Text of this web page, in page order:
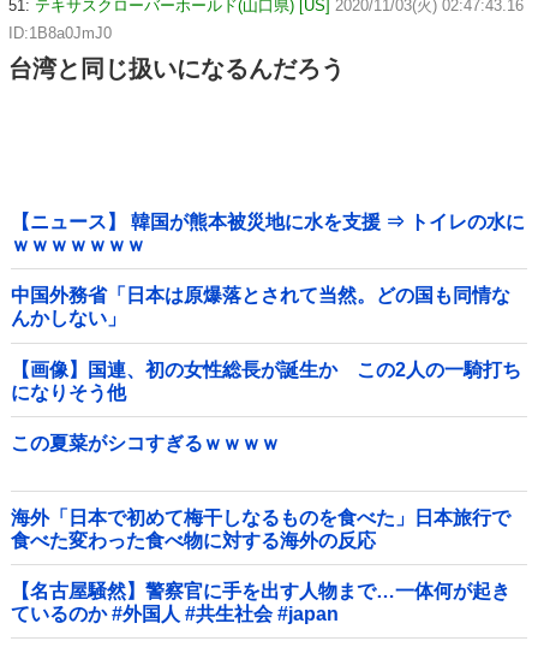
51: テキサスクローバーホールド(山口県) [US] 2020/11/03(火) 02:47:43.16
ID:1B8a0JmJ0
台湾と同じ扱いになるんだろう
【ニュース】 韓国が熊本被災地に水を支援 ⇒ トイレの水に
ｗｗｗｗｗｗｗ
中国外務省「日本は原爆落とされて当然。どの国も同情な
んかしない」
【画像】国連、初の女性総長が誕生か この2人の一騎打ち
になりそう他
この夏菜がシコすぎるｗｗｗｗ
海外「日本で初めて梅干しなるものを食べた」日本旅行で
食べた変わった食べ物に対する海外の反応
【名古屋騒然】警察官に手を出す人物まで…一体何が起き
ているのか #外国人 #共生社会 #japan